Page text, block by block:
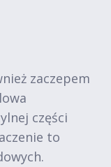
zaczepem
części
to